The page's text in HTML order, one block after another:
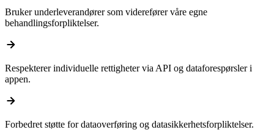
Bruker underleverandører som viderefører våre egne
behandlingsforpliktelser.
arrow_forward
Respekterer individuelle rettigheter via API og dataforespørsler i
appen.
arrow_forward
Forbedret støtte for dataoverføring og datasikkerhetsforpliktelser.